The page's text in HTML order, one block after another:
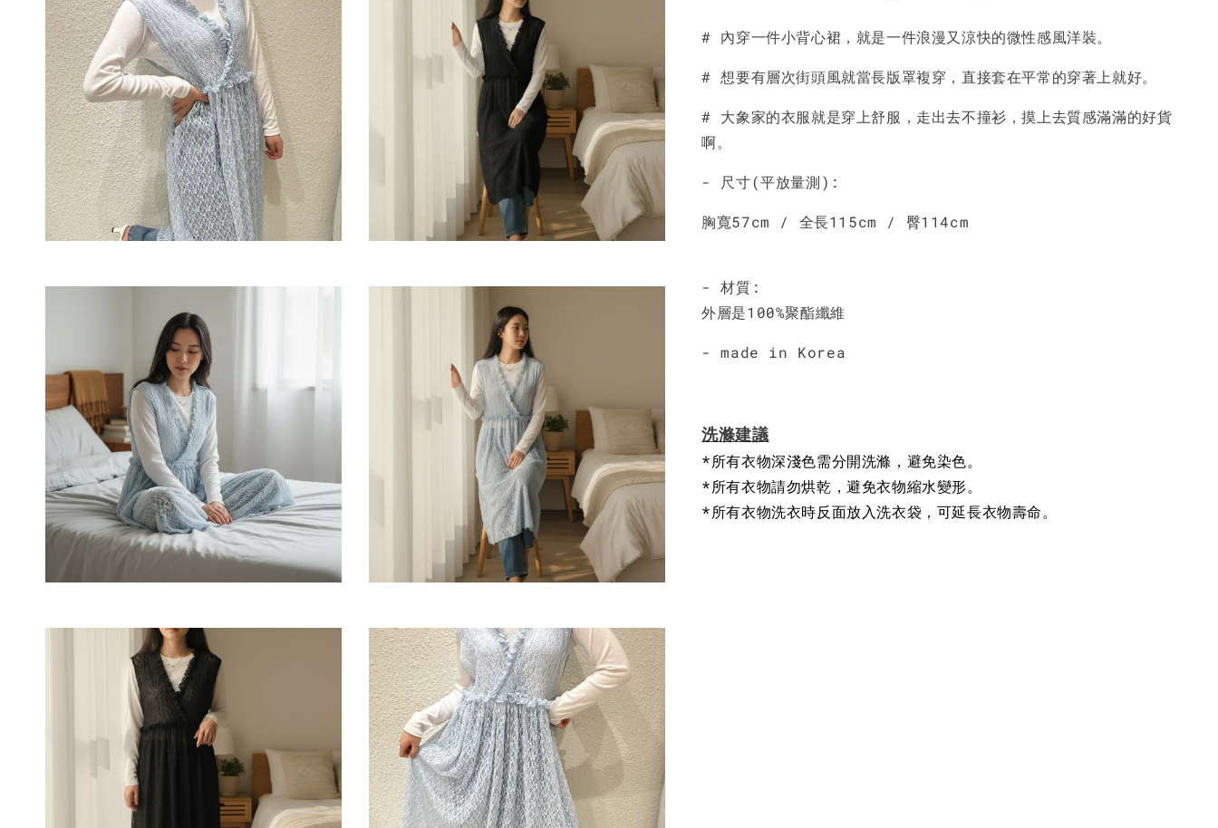
NT$ 190
NT$ 450
- + NT$ 190
NT$ 450
- +NT$ 190
NT$ 450
加入購物車
# 內穿一件小背心裙，就是一件浪漫又涼快的微性感風洋裝。
# 想要有層次街頭風就當長版罩複穿，直接套在平常的穿著上就好。
# 大象家的衣服就是穿上舒服，走出去不撞衫，摸上去質感滿滿的好貨
啊。
- 尺寸(平放量測):
胸寬57cm / 全長115cm / 臀114cm
- 材質:
外層是100%聚酯纖維
- made in Korea
洗滌建議
*所有衣物深淺色需分開洗滌，避免染色。
*所有衣物請勿烘乾，避免衣物縮水變形。
*所有衣物洗衣時反面放入洗衣袋，可延長衣物壽命。